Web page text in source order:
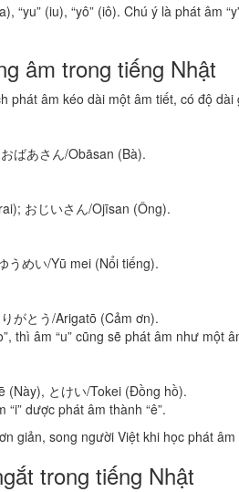
“yu” (iu), “yô” (iô). Chú ý là phát âm
âm trong tiếng Nhật
phát âm kéo dài một âm tiết, có độ
ばあさん/Obāsan (Bà).
おじいさん/Ojīsan (Ông).
うめい/Yū mei (Nổi tiếng).
がとう/Arigatō (Cảm ơn).
thì âm “u” cũng sẽ phát âm như một
(Này), とけい/Tokei (Đồng hồ).
dược phát âm thành “ê”.
giản, song người Việt khi học phát
trong tiếng Nhật